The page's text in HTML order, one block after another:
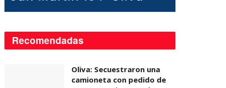
Recomendadas
Oliva: Secuestraron una
camioneta con pedido de